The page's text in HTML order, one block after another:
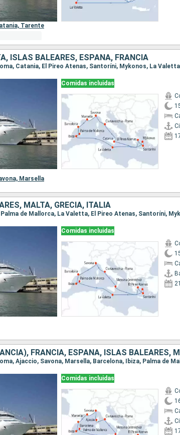
Tarente
ISLAS BALEARES, ESPAÑA, FRANCIA
Comidas incluidas
Marsella
MALTA, GRECIA, ITALIA
Comidas incluidas
FRANCIA, ESPAÑA, ISLAS BALEARES,
Comidas incluidas